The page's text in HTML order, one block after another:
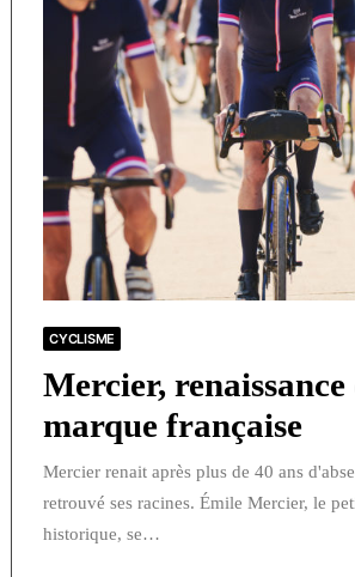
CYCLISME
Mercier, renaissance
marque française
Mercier renait après plus de 40 ans
retrouvé ses racines. Émile Mercier, le
historique, se…